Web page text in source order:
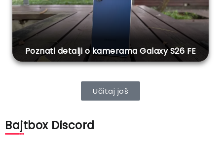
Poznati detalji o kamerama Galaxy S26 FE
Učitaj još
Bajtbox Discord